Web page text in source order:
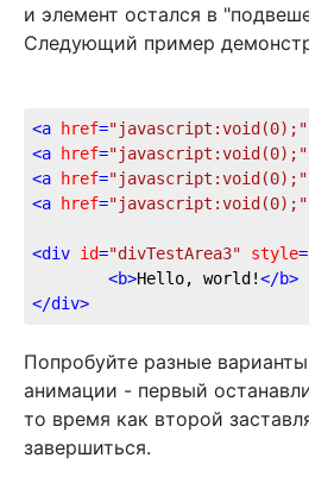
и элемент остался в
Следующий пример
<a href="javascript:void(0);"
<a href="javascript:void(0);"
<a href="javascript:void(0);"
<a href="javascript:void(0);"
<div id="divTestArea3" style=
<b>Hello, world!</b>
</div>
Попробуйте разные
анимации - первый
то время как второй
завершиться.